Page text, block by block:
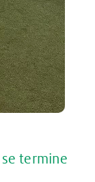
se termine